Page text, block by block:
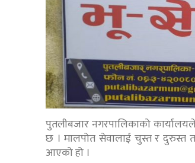
पुतलीबजार नगरपालिकाको
छ । मालपोत सेवालाई चुस्त र दुरुस्त
आएको हो ।